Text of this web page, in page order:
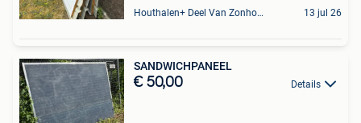
Houthalen+ Deel Van Zonhoven En Zolder 13 jul 26
SANDWICHPANEEL
€ 50,00 Details